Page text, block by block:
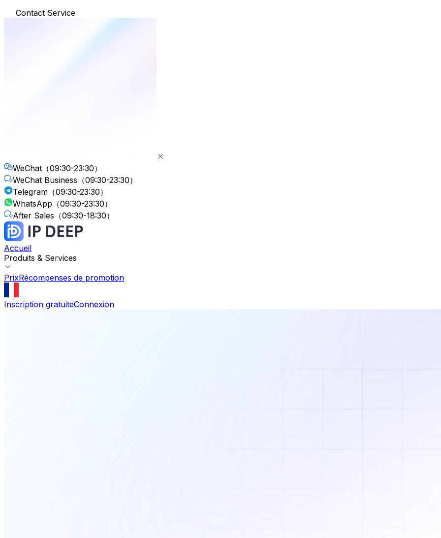
Contact Service
WeChat （09:30-23:30）
WeChat Business （09:30-23:30）
Telegram （09:30-23:30）
WhatsApp （09:30-23:30）
After Sales （09:30-18:30）
Accueil
Produits & Services
PrixRécompenses de promotion
Inscription gratuiteConnexion